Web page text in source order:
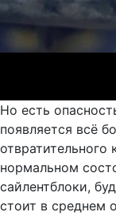
Но есть
появляется всё
отвратительного
нормальном
сайлентблоки,
стоит в среднем